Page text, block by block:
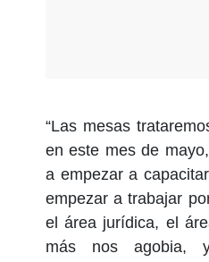
“Las mesas
en este mes de
a empezar a
empezar a trabajar
el área jurídica, el
más nos agobia,